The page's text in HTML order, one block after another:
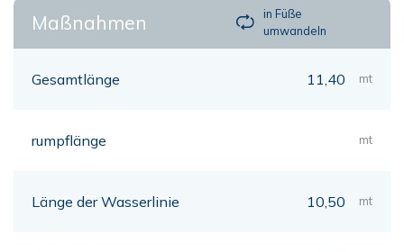
Maßnahmen
in Füße
umwandeln
Gesamtlänge 11,40 mt
rumpflänge mt
Länge der Wasserlinie 10,50 mt